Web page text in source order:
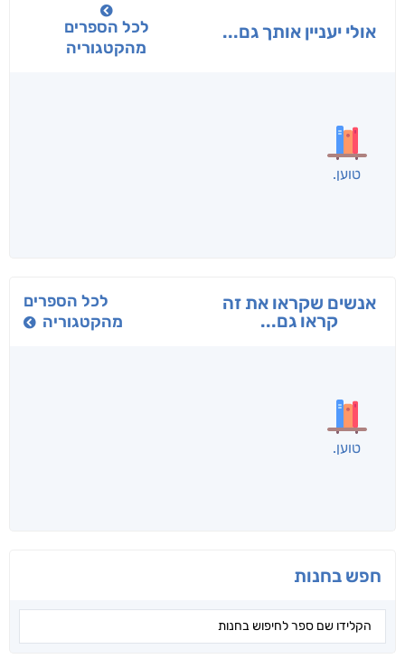
אולי יעניין אותך גם...
לכל הספרים
מהקטגוריה
בפנוכו
חני שאטן
תרדמת
א. פ.
אנשים שקראו את זה